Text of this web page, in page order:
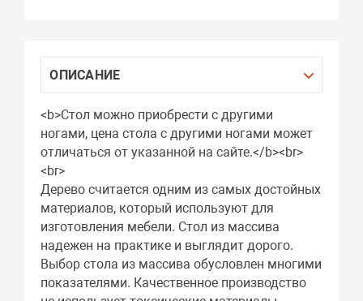
ОПИСАНИЕ
<b>Стол можно приобрести с другими
ногами, цена стола с другими ногами может
отличаться от указанной на сайте.</b><br>
<br>
Дерево считается одним из самых достойных
материалов, который используют для
изготовления мебели. Стол из массива
надежен на практике и выглядит дорого.
Выбор стола из массива обусловлен многими
показателями. Качественное производство